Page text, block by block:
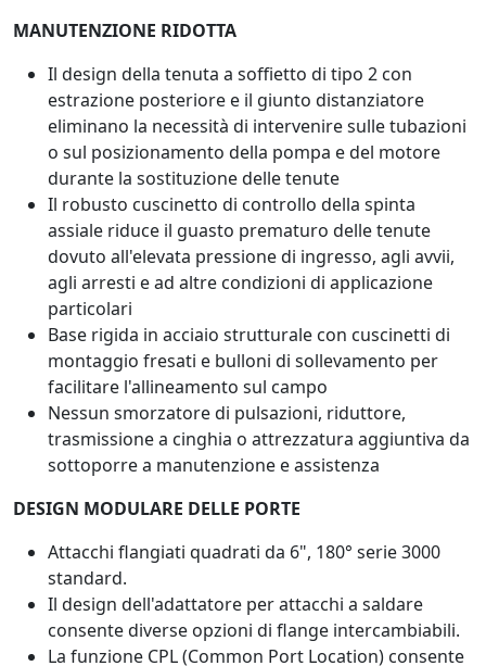
MANUTENZIONE RIDOTTA
Il design della tenuta a soffietto di tipo 2 con
estrazione posteriore e il giunto distanziatore
eliminano la necessità di intervenire sulle tubazioni
o sul posizionamento della pompa e del motore
durante la sostituzione delle tenute
Il robusto cuscinetto di controllo della spinta
assiale riduce il guasto prematuro delle tenute
dovuto all'elevata pressione di ingresso, agli avvii,
agli arresti e ad altre condizioni di applicazione
particolari
Base rigida in acciaio strutturale con cuscinetti di
montaggio fresati e bulloni di sollevamento per
facilitare l'allineamento sul campo
Nessun smorzatore di pulsazioni, riduttore,
trasmissione a cinghia o attrezzatura aggiuntiva da
sottoporre a manutenzione e assistenza
DESIGN MODULARE DELLE PORTE
Attacchi flangiati quadrati da 6", 180° serie 3000
standard.
Il design dell'adattatore per attacchi a saldare
consente diverse opzioni di flange intercambiabili.
La funzione CPL (Common Port Location) consente